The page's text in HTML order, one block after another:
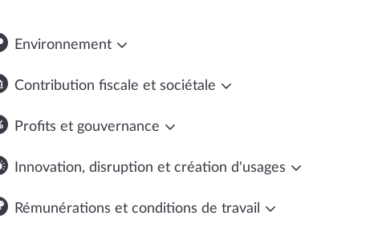
Environnement
Contribution fiscale et sociétale
Profits et gouvernance
Innovation, disruption et création d'usages
Rémunérations et conditions de travail